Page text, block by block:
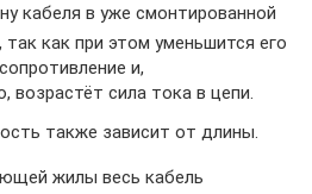
кабеля в уже смонтированной
так как при этом уменьшится его
и,
возрастёт сила тока в цепи.
также зависит от длины.
жилы весь кабель